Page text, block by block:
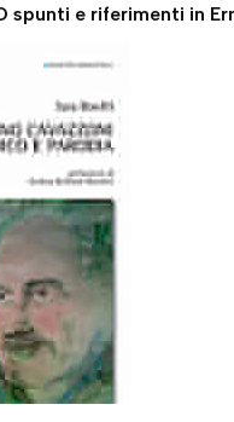
spunti e riferimenti in